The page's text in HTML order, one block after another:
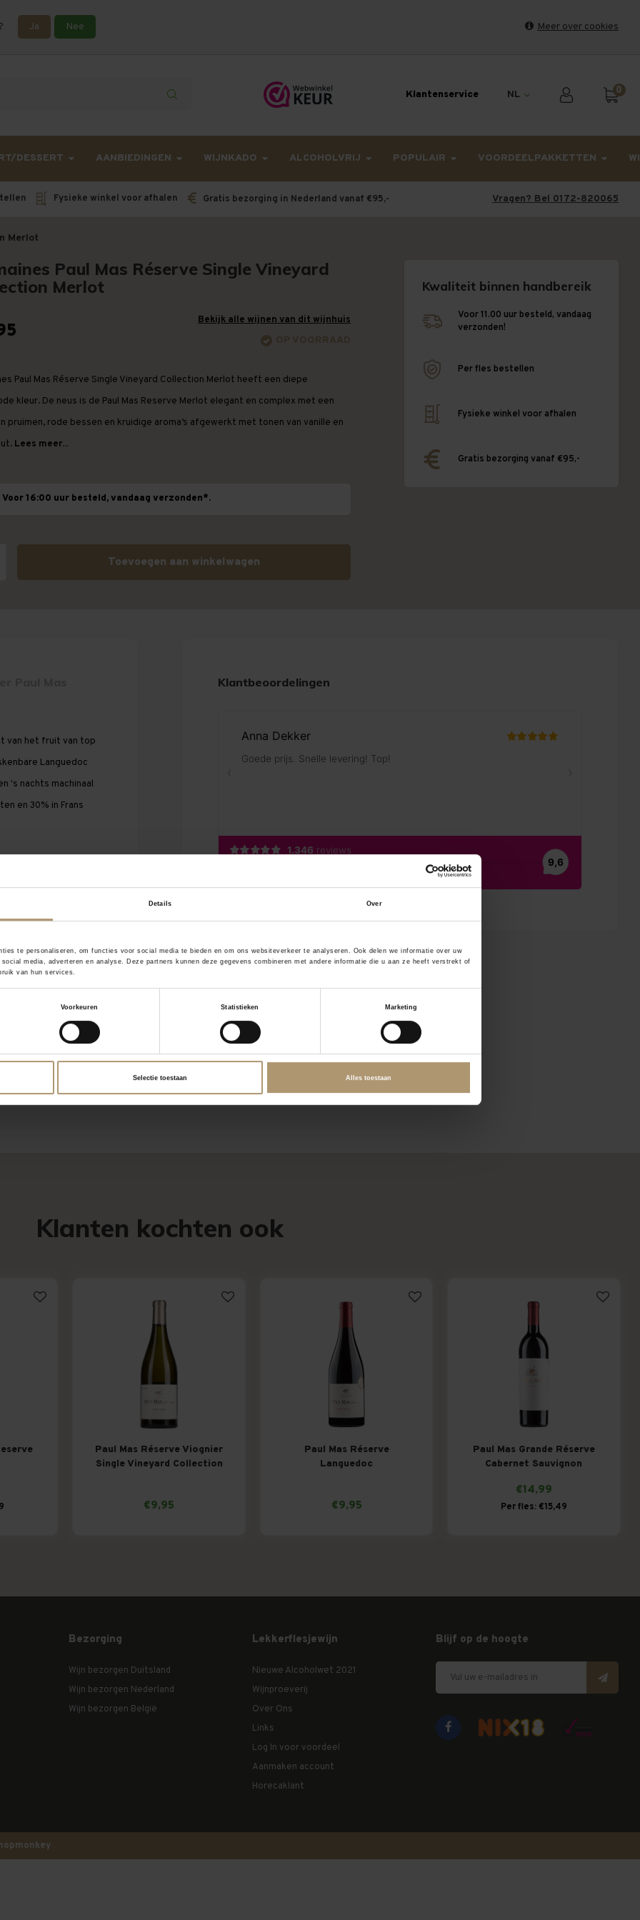
Details Over
te personaliseren, om functies voor social media te bieden en om ons websiteverkeer te analyseren. Ook delen we informatie over uw
media, adverteren en analyse. Deze partners kunnen deze gegevens combineren met andere informatie die u aan ze heeft verstrekt of
van hun services.
Voorkeuren Statistieken Marketing
Selectie toestaan Alles toestaan
Ja Nee
Meer over cookies
langer onderweg zijn dan gebruikelijk - Bestellingen van het weekend en maandag worden dinsdag verzonden.
Klantenservice NL 0
DESSERT AANBIEDINGEN WIJNKADO ALCOHOLVRIJ POPULAIR VOORDEELPAKKETTEN
Fysieke winkel voor afhalen Gratis bezorging in Nederland vanaf €95,- Vragen? Bel 0172-820065
Merlot
Paul Mas Réserve Single Vineyard
Merlot
Bekijk alle wijnen van dit wijnhuis
OP VOORRAAD
Paul Mas Réserve Single Vineyard Collection Merlot heeft een diepe
kleur. De neus is de Paul Mas Reserve Merlot elegant en complex met een
pruimen, rode bessen en kruidige aroma’s afgewerkt met tonen van vanille en
Lees meer...
Voor 16:00 uur besteld, vandaag verzonden*.
Toevoegen aan winkelwagen
Kwaliteit binnen handbereik
Voor 11.00 uur besteld, vandaag
verzonden!
Per fles bestellen
Fysieke winkel voor afhalen
Gratis bezorging vanaf €95,-
van het fruit van top
Languedoc
's nachts machinaal
en 30% in Frans
en complex met
met tonen van
met zachte, maar
gevogelte, stoofvlees
maaltijd.
Klantbeoordelingen
Klanten kochten ook
Paul Mas Réserve Viognier
Single Vineyard Collection
€9,95
Paul Mas Réserve
Languedoc
€9,95
Paul Mas Grande Réserve
Cabernet Sauvignon
€14,99
Per fles: €15,49
Bezorging
Wijn bezorgen Duitsland
Wijn bezorgen Nederland
Wijn bezorgen België
Lekkerflesjewijn
Nieuwe Alcoholwet 2021
Wijnproeverij
Over Ons
Links
Log In voor voordeel
Aanmaken account
Horecaklant
Blijf op de hoogte